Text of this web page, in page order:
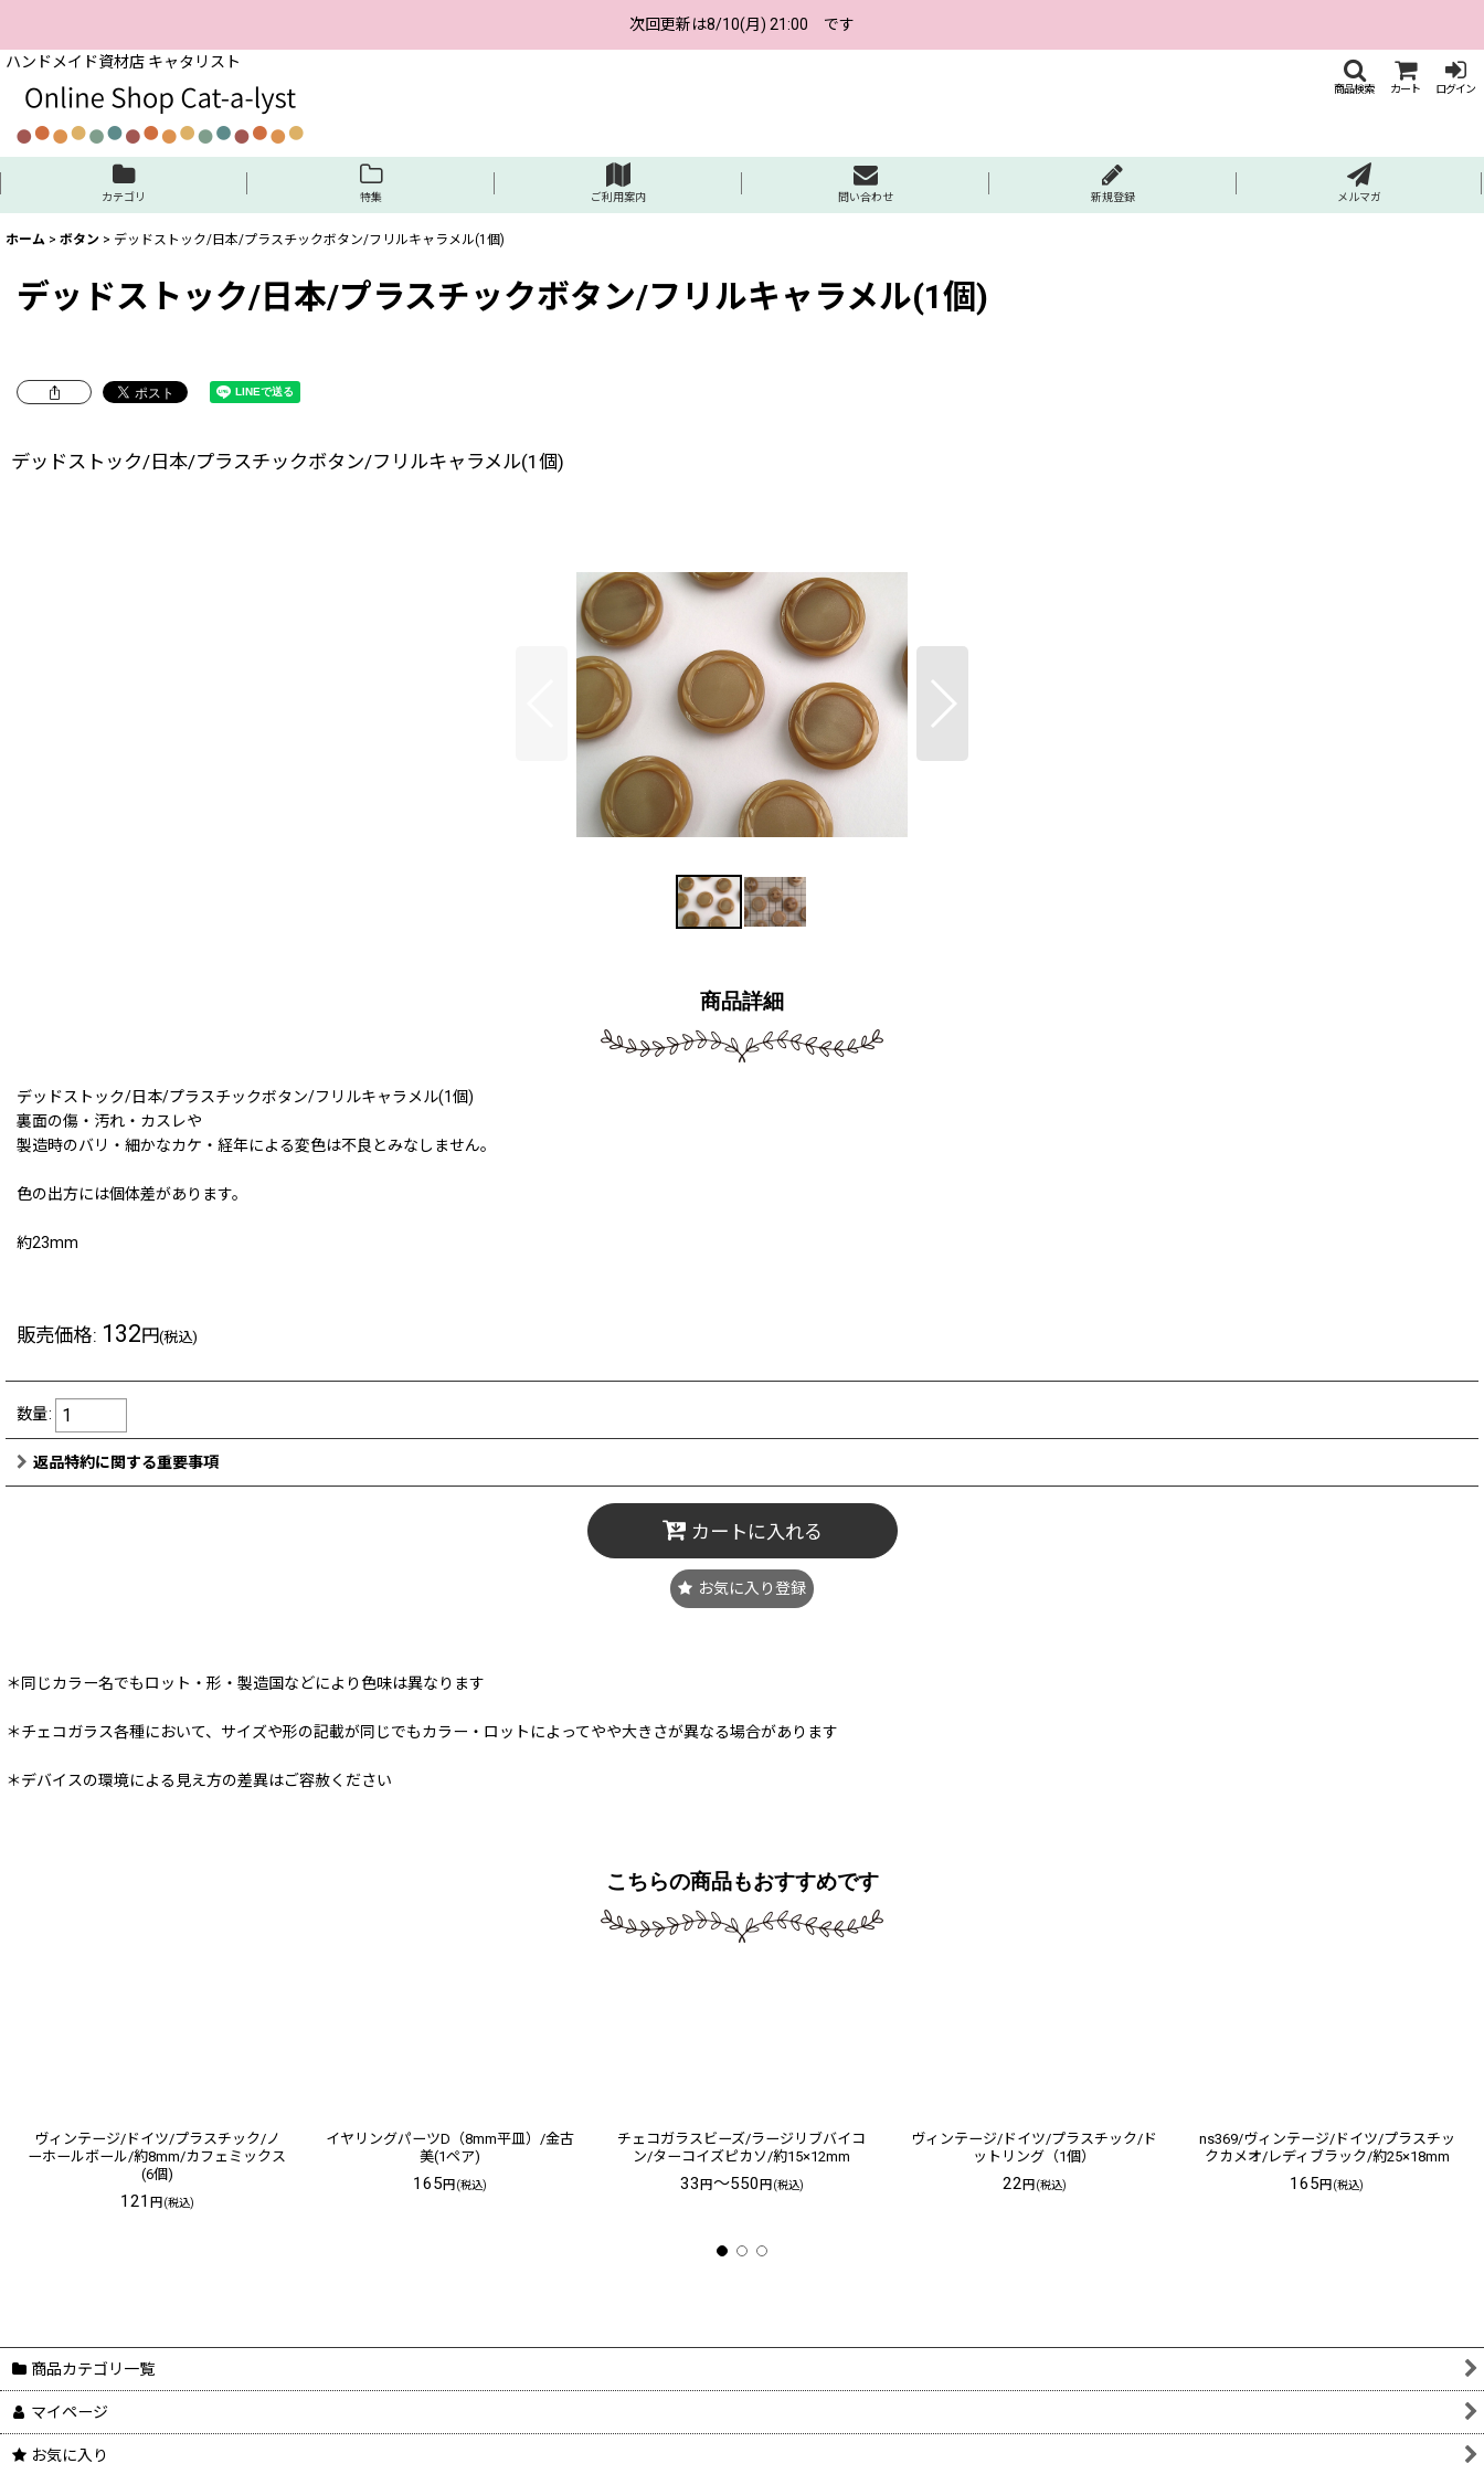
次回更新は8/10(月) 21:00 です
ハンドメイド資材店 キャタリスト
商品検索 カート ログイン
カテゴリ 特集 ご利用案内 問い合わせ 新規登録 メルマガ
ホーム > ボタン > デッドストック/日本/プラスチックボタン/フリルキャラメル(1個)
デッドストック/日本/プラスチックボタン/フリルキャラメル(1個)
デッドストック/日本/プラスチックボタン/フリルキャラメル(1個)
商品詳細
デッドストック/日本/プラスチックボタン/フリルキャラメル(1個)
裏面の傷・汚れ・カスレや
製造時のバリ・細かなカケ・経年による変色は不良とみなしません。
色の出方には個体差があります。
約23mm
販売価格: 132円(税込)
数量:
返品特約に関する重要事項
カートに入れる
お気に入り登録
＊同じカラー名でもロット・形・製造国などにより色味は異なります
＊チェコガラス各種において、サイズや形の記載が同じでもカラー・ロットによってやや大きさが異なる場合があります
＊デバイスの環境による見え方の差異はご容赦ください
こちらの商品もおすすめです
ヴィンテージ/ドイツ/プラスチック/ノ
ーホールボール/約8mm/カフェミックス
(6個)
121 円(税込)
イヤリングパーツD（8mm平皿）/金古
美(1ペア)
165円(税込)
チェコガラスビーズ/ラージリブバイコ
ン/ターコイズピカソ/約15×12mm
33円～550円(税込)
ヴィンテージ/ドイツ/プラスチック/ド
ットリング（1個）
22円(税込)
ns369/ヴィンテージ/ドイツ/プラスチッ
クカメオ/レディブラック/約25×18mm
165円(税込)
商品カテゴリ一覧
マイページ
お気に入り